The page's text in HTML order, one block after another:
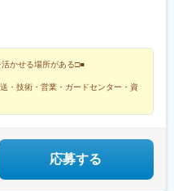
香川県、徳島県、高知県、山口
採用強化中！！東京都、大阪
本社＞東京都港区元赤坂1-6-6…
坂見附駅」より徒歩6分…東京メ
「永田町駅」より徒歩8分＼＼他
30代活躍中！物流、建設、不動
。（出典：ALSOK中途入社社員
浦安駅(千葉県)、柏駅、上本郷
、東大宮駅、南柏駅、新高島
西駅、岩本町駅、小岩駅、仲御
区役所前駅、本郷三丁目駅、中
袋駅、東武練馬駅、練馬駅、王
東池袋駅、渋谷駅、学芸大学
駅、泉岳寺駅、雪が谷大塚駅、
国分寺駅、ひばりケ丘駅(東京
センター駅、町田駅、福生駅、
かせる場所がある□■
・技術・営業・ガードセンター・資
応募する